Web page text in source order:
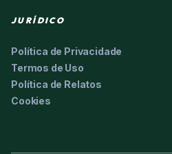
JURÍDICO
Política de Privacidade
Termos de Uso
Política de Relatos
Cookies